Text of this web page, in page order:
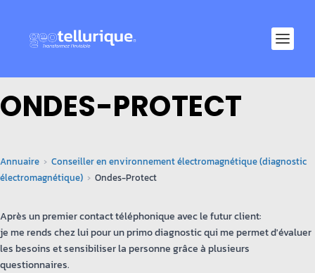
ONDES-PROTECT
Annuaire
Conseiller en environnement électromagnétique (diagnostic
électromagnétique)
Ondes-Protect
Après un premier contact téléphonique avec le futur client:
je me rends chez lui pour un primo diagnostic qui me permet d'évaluer
les besoins et sensibiliser la personne grâce à plusieurs
questionnaires.